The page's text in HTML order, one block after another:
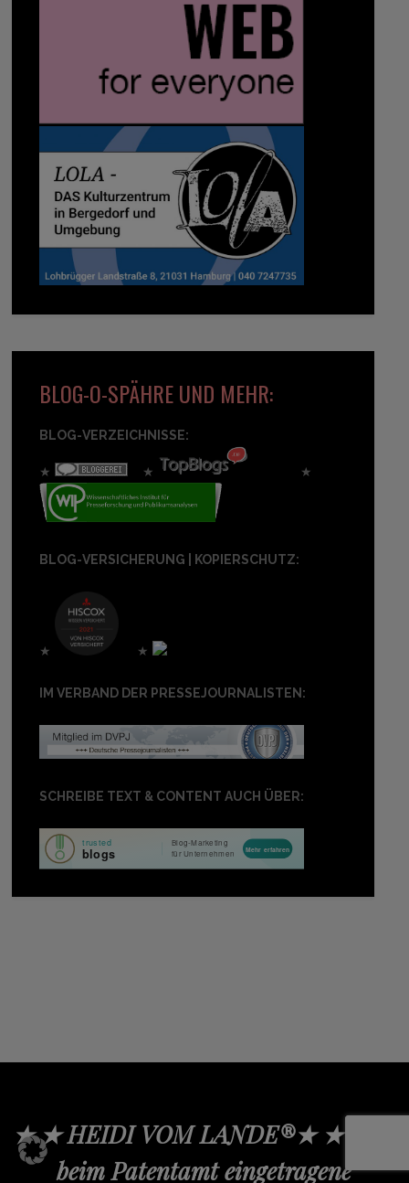
BLOG-O-SPÄHRE UND MEHR:
BLOG-VERZEICHNISSE:
★ ★ ★
BLOG-VERSICHERUNG | KOPIERSCHUTZ:
★ ★
IM VERBAND DER PRESSEJOURNALISTEN:
SCHREIBE TEXT & CONTENT AUCH ÜBER:
★ ★ HEIDI VOM LANDE®★ ★ Eine
beim Patentamt eingetragene